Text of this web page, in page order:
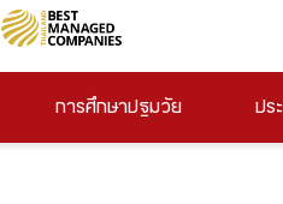
การศึกษาปฐมวัย ปร